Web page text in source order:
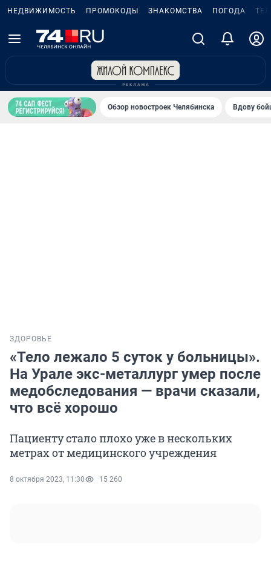
НЕДВИЖИМОСТЬ ПРОМОКОДЫ ЗНАКОМСТВА ПОГОДА
Обзор новостроек Челябинска Вдову
ЗДОРОВЬЕ
«Тело лежало 5 суток у больницы».
На Урале экс-металлург умер после
медобследования — врачи сказали,
что всё хорошо
Пациенту стало плохо уже в нескольких
метрах от медицинского учреждения
8 октября 2023, 11:30 15 260